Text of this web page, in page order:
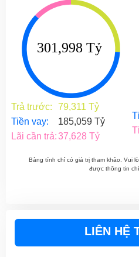
Trả trước:
79,311 Tỷ
Tiền vay:
185,059 Tỷ
Lãi cần trả:37,628 Tỷ
Bảng tính chỉ có giá trị tham khảo. Vui
được thông tin
LIÊN HỆ